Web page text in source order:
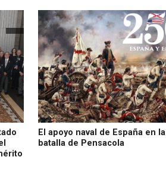
El apoyo naval de España en la
batalla de Pensacola